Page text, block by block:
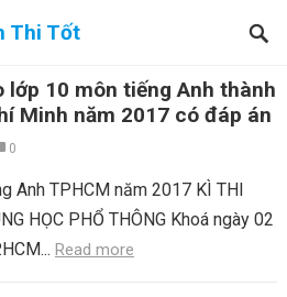
Thi Tốt
lớp 10 môn tiếng Anh thành
Minh năm 2017 có đáp án
0
Anh TPHCM năm 2017 KÌ THI
HỌC PHỔ THÔNG Khoá ngày 02
Read more